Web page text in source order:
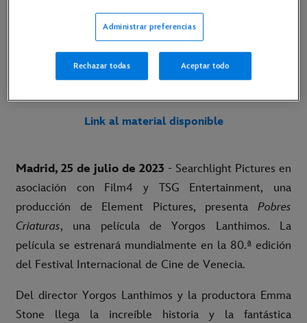
11 DE OCTUBRE SOLO EN CINES
Link al material disponible
Madrid, 25 de julio de 2023 - Searchlight Pictures en
asociación con Film4 y TSG Entertainment, una
producción de Element Pictures, presenta Pobres
Criaturas, una película de Yorgos Lanthimos. La
película se estrenará mundialmente en la 80.ª edición
del Festival Internacional de Cine de Venecia.
Del director Yorgos Lanthimos y la productora Emma
Stone llega la increíble historia y la fantástica
Administrar preferencias
Rechazar todas Aceptar todo